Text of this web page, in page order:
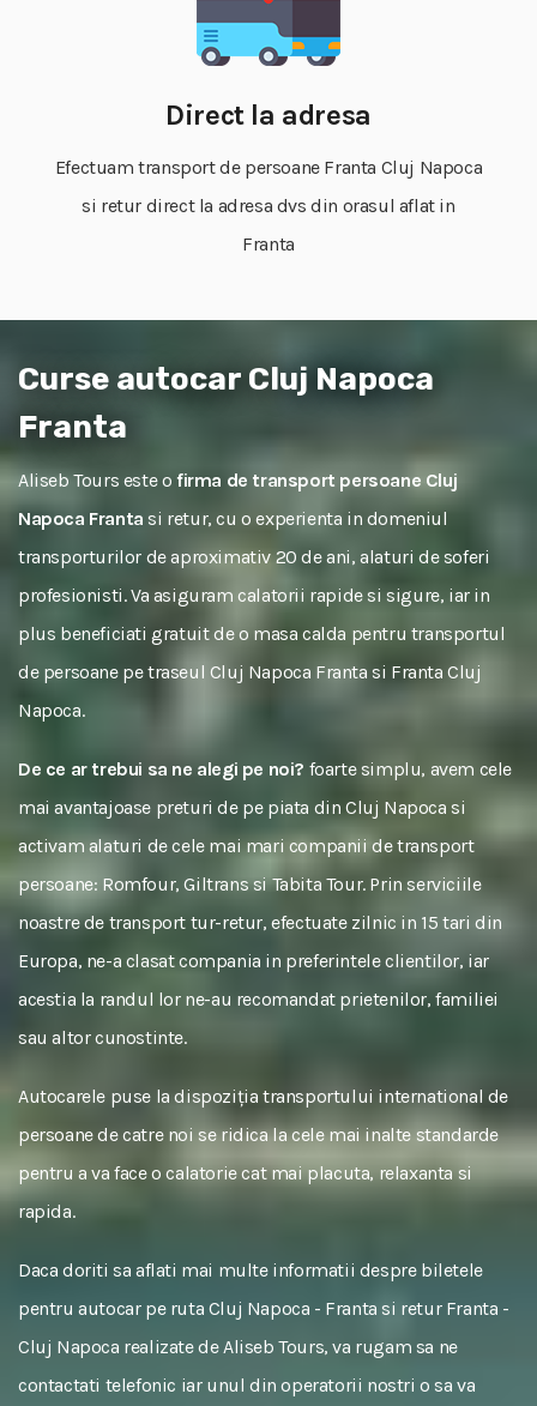
Direct la adresa
Efectuam transport de persoane Franta Cluj Napoca
si retur direct la adresa dvs din orasul aflat in
Franta
Curse autocar Cluj Napoca
Franta
Aliseb Tours este o firma de transport persoane Cluj
Napoca Franta si retur, cu o experienta in domeniul
transporturilor de aproximativ 20 de ani, alaturi de soferi
profesionisti. Va asiguram calatorii rapide si sigure, iar in
plus beneficiati gratuit de o masa calda pentru transportul
de persoane pe traseul Cluj Napoca Franta si Franta Cluj
Napoca.
De ce ar trebui sa ne alegi pe noi? foarte simplu, avem cele
mai avantajoase preturi de pe piata din Cluj Napoca si
activam alaturi de cele mai mari companii de transport
persoane: Romfour, Giltrans si Tabita Tour. Prin serviciile
noastre de transport tur-retur, efectuate zilnic in 15 tari din
Europa, ne-a clasat compania in preferintele clientilor, iar
acestia la randul lor ne-au recomandat prietenilor, familiei
sau altor cunostinte.
Autocarele puse la dispoziția transportului international de
persoane de catre noi se ridica la cele mai inalte standarde
pentru a va face o calatorie cat mai placuta, relaxanta si
rapida.
Daca doriti sa aflati mai multe informatii despre biletele
pentru autocar pe ruta Cluj Napoca - Franta si retur Franta -
Cluj Napoca realizate de Aliseb Tours, va rugam sa ne
contactati telefonic iar unul din operatorii nostri o sa va